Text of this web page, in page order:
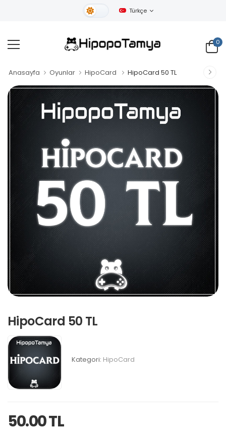
Gündüz Tema
Türkçe
0
Anasayfa Oyunlar HipoCard HipoCard 50 TL
HipoCard 50 TL
Kategori: HipoCard
50.00 TL